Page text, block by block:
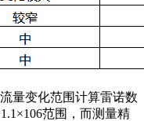
量变化范围计算雷诺数
范围，而测量精